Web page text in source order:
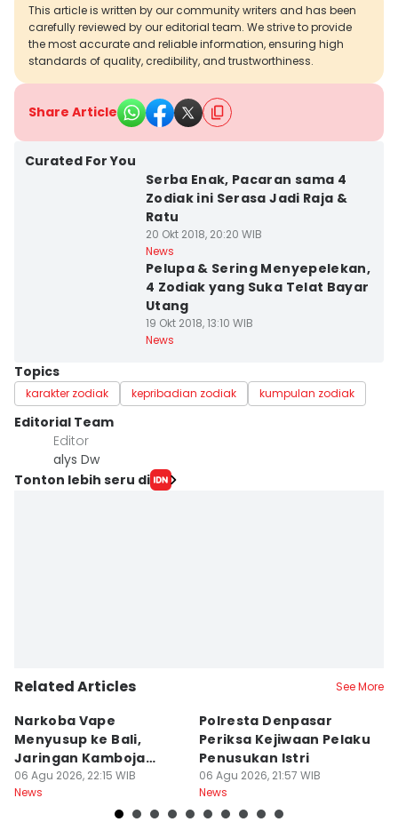
This article is written by our community writers and has been
carefully reviewed by our editorial team. We strive to provide
the most accurate and reliable information, ensuring high
standards of quality, credibility, and trustworthiness.
Share Article
Curated For You
Serba Enak, Pacaran sama 4
Zodiak ini Serasa Jadi Raja &
Ratu
20 Okt 2018, 20:20 WIB
News
Pelupa & Sering Menyepelekan,
4 Zodiak yang Suka Telat Bayar
Utang
19 Okt 2018, 13:10 WIB
News
Topics
karakter zodiak kepribadian zodiak kumpulan zodiak
Editorial Team
Editor
alys Dw
Tonton lebih seru di
Related Articles See More
Narkoba Vape
Menyusup ke Bali,
Jaringan Kamboja
Terbongkar
06 Agu 2026, 22:15 WIB
News
Polresta Denpasar
Periksa Kejiwaan Pelaku
Penusukan Istri
06 Agu 2026, 21:57 WIB
News